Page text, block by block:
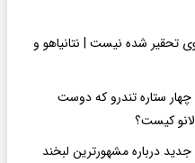
تحقیر شده نیست | نتانیاهو و
چهار ستاره تندرو که دوست
کیست؟
جدید درباره مشهورترین لبخند